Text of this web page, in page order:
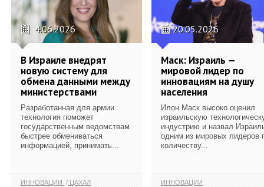
4.06.2026
В Израиле внедрят
новую систему для
обмена данными между
министерствами
Разработанная для армии
технология поможет
государственным ведомствам
быстрее обмениваться
информацией, принимать...
ИННОВАЦИИ ЦАХАЛ
20.05.2026
Маск: Израиль —
мировой лидер по
инновациям на душу
населения
Илон Маск высоко оценил
израильскую
индустрию и назвал
одним из мировых лидеров
количеству...
ИННОВАЦИИ